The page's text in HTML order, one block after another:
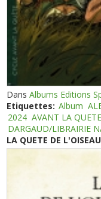
DansAlbums Editions
Etiquettes: Album
2024 AVANT LA
DARGAUD/LIBRAIRIE
LA QUETE DE